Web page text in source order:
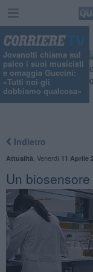
Jovanotti chiama sul
palco i suoi musicisti
e omaggia Guccini:
«Tutti noi gli
dobbiamo qualcosa»
Indietro
Attualità Venerdì 11 Aprile
Un